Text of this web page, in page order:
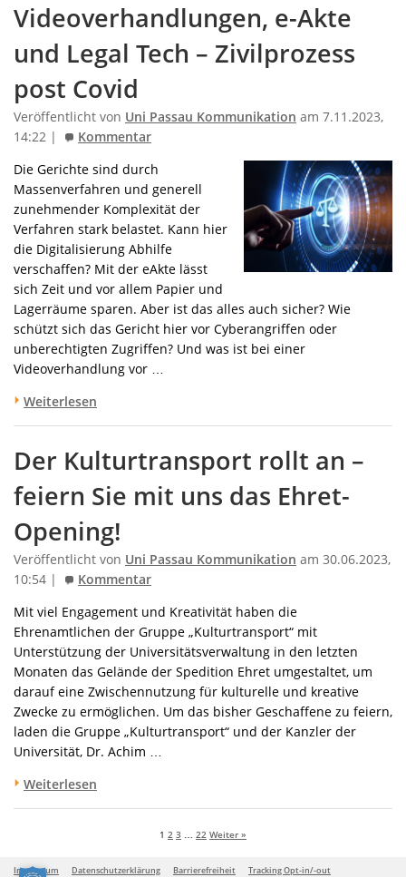
Videoverhandlungen, e-Akte
und Legal Tech – Zivilprozess
post Covid
Veröffentlicht von Uni Passau Kommunikation am 7.11.2023,
14:22 |
Kommentar
Die Gerichte sind durch
Massenverfahren und generell
zunehmender Komplexität der
Verfahren stark belastet. Kann hier
die Digitalisierung Abhilfe
verschaffen? Mit der eAkte lässt
sich Zeit und vor allem Papier und
Lagerräume sparen. Aber ist das alles auch sicher? Wie
schützt sich das Gericht hier vor Cyberangriffen oder
unberechtigten Zugriffen? Und was ist bei einer
Videoverhandlung vor …
Weiterlesen
Der Kulturtransport rollt an –
feiern Sie mit uns das Ehret-
Opening!
Veröffentlicht von Uni Passau Kommunikation am 30.06.2023,
10:54 |
Kommentar
Mit viel Engagement und Kreativität haben die
Ehrenamtlichen der Gruppe „Kulturtransport“ mit
Unterstützung der Universitätsverwaltung in den letzten
Monaten das Gelände der Spedition Ehret umgestaltet, um
darauf eine Zwischennutzung für kulturelle und kreative
Zwecke zu ermöglichen. Um das bisher Geschaffene zu feiern,
laden die Gruppe „Kulturtransport“ und der Kanzler der
Universität, Dr. Achim …
Weiterlesen
1 2 3 22 Weiter »
Impressum Datenschutzerklärung Barrierefreiheit Tracking Opt-in/-out